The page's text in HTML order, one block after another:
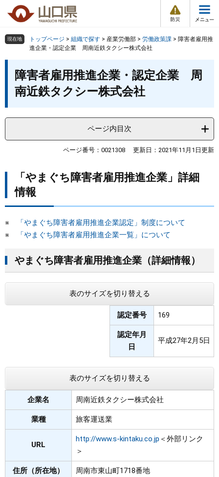
の
頭
ー
飛
情
報
メ
ュ
組織で探す
教育・文化・スポーツ
まちづくり
県政情報
検索の仕方 組織で探す サイトマップで探す
現在地 トップページ > 組織で探す > 産業労働部 > 労働政策課 > 障害者雇用推
進企業・認定企業 周南近鉄タクシー株式会社
障害者雇用推進企業・認定企業 周
南近鉄タクシー株式会社
ページ内目次
ページ番号：0021308 更新日：2021年11月1日更新
「やまぐち障害者雇用推進企業」詳細
情報
※
「やまぐち障害者雇用推進企業認定」制度について
※
「やまぐち障害者雇用推進企業一覧」について
やまぐち障害者雇用推進企業（詳細情報）
表のサイズを切り替える
認定番号 169
認定年月
日
平成27年2月5日
表のサイズを切り替える
企業名 周南近鉄タクシー株式会社
業種 旅客運送業
URL
http://www.s-kintaku.co.jp ＜外部リンク
＞
住所（所在地） 周南市東山町1718番地